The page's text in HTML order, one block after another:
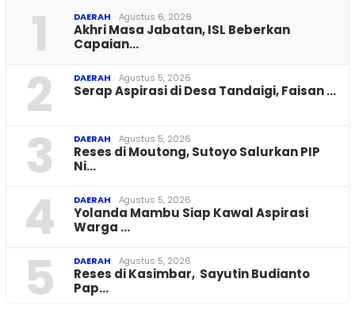
1 DAERAH Agustus 6, 2026
Akhri Masa Jabatan, ISL Beberkan
Capaian…
2 DAERAH Agustus 5, 2026
Serap Aspirasi di Desa Tandaigi, Faisan …
3 DAERAH Agustus 5, 2026
Reses di Moutong, Sutoyo Salurkan PIP
Ni…
4 DAERAH Agustus 5, 2026
Yolanda Mambu Siap Kawal Aspirasi
Warga …
5 DAERAH Agustus 5, 2026
Reses di Kasimbar, Sayutin Budianto
Pap…